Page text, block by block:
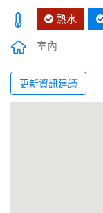
熱水
室內
更新資訊建議